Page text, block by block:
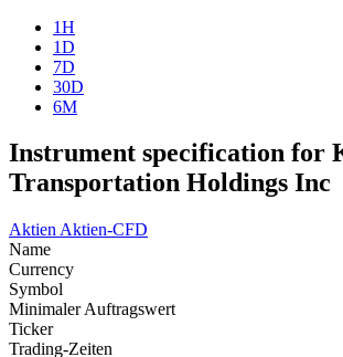
1H
1D
7D
30D
6M
Instrument specification for
Transportation Holdings Inc
Aktien Aktien-CFD
Name
Currency
Symbol
Minimaler Auftragswert
Ticker
Trading-Zeiten